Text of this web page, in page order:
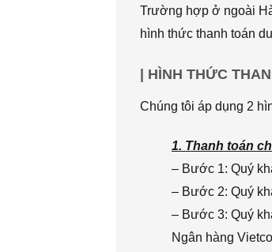
Trường hợp ở ngoài
hình thức thanh toán
| HÌNH THỨC
Chúng tôi áp dụng 2
1. Thanh toán
– Bước 1: Quý
– Bước 2: Quý
– Bước 3: Quý
Ngân hàng